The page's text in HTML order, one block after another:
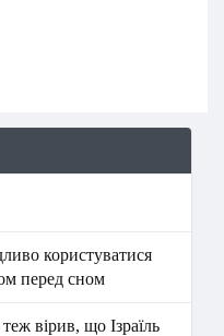
користуватися
перед сном
вірив, що Ізраїль